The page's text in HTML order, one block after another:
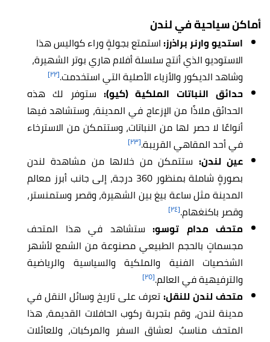
أماكن سياحية في لندن
استديو وارنر براذرز:استمتع بجولةٍ وراء كواليس هذا
الاستوديو الذي أنتج سلسلة أفلام هاري بوتر الشهيرة،
وشاهد الديكور والأزياء الأصلية التي استخدمت.[٢٢]
حدائق النباتات الملكية (كيو): ستوفر لك هذه
الحدائق ملاذًا من الإزعاج في المدينة، وستشاهد فيها
أنواعًا لا حصر لها من النباتات، وستتمكن من الاسترخاء
في أحد المقاهي القريبة.[٢٣]
عين لندن: ستتمكن من خلالها من مشاهدة لندن
بصورةٍ شاملة بمنظور 360 درجة، إلى جانب أبرز معالم
المدينة مثل ساعة بيغ بين الشهيرة، وقصر وستمنستر،
وقصر باكنغهام.[٢٤]
متحف مدام توسو: ستشاهد في هذا المتحف
مجسماتٍ بالحجم الطبيعي مصنوعة من الشمع لأشهر
الشخصيات الفنية والملكية والسياسية والرياضية
والترفيهية في العالم.[٢٥]
متحف لندن للنقل:تعرف على تاريخ وسائل النقل في
مدينة لندن، وقم بتجربة ركوب الحافلات القديمة، هذا
المتحف مناسبٌ لعشاق السفر والمركبات، وللعائلات